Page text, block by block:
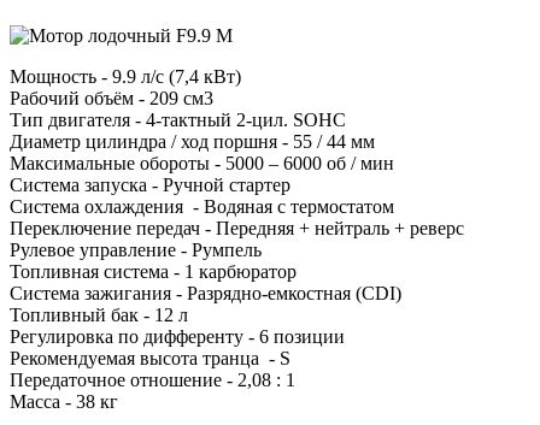
Мощность - 9.9 л/с (7,4 кВт)
Рабочий объём - 209 см3
Тип двигателя - 4-тактный 2-цил. SOHC
Диаметр цилиндра / ход поршня - 55 / 44 мм
Максимальные обороты - 5000 – 6000 об / мин
Система запуска - Ручной стартер
Система охлаждения - Водяная с термостатом
Переключение передач - Передняя + нейтраль + реверс
Рулевое управление - Румпель
Топливная система - 1 карбюратор
Система зажигания - Разрядно-емкостная (CDI)
Топливный бак - 12 л
Регулировка по дифференту - 6 позиции
Рекомендуемая высота транца - S
Передаточное отношение - 2,08 : 1
Масса - 38 кг